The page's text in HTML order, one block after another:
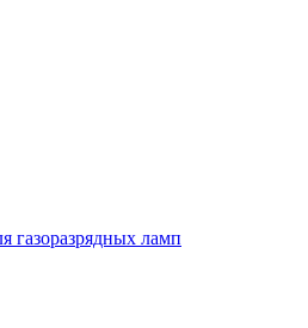
газоразрядных ламп